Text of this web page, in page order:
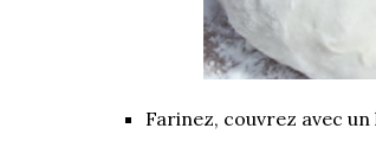
Farinez, couvrez avec